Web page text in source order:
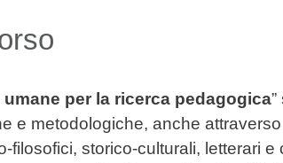
umane per la ricerca pedagogica
e metodologiche, anche attraverso
filosofici, storico-culturali, letterari e